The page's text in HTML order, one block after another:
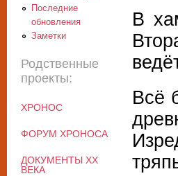
В
Всё
Последние
обновления
Заметки
Родственные
проекты:
ХРОНОС
ФОРУМ ХРОНОСА
ДОКУМЕНТЫ XX
ВЕКА